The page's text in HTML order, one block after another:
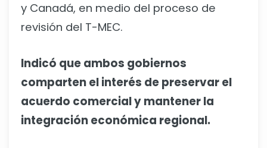
y Canadá, en medio del proceso de
revisión del T-MEC.
Indicó que ambos gobiernos
comparten el interés de preservar el
acuerdo comercial y mantener la
integración económica regional.